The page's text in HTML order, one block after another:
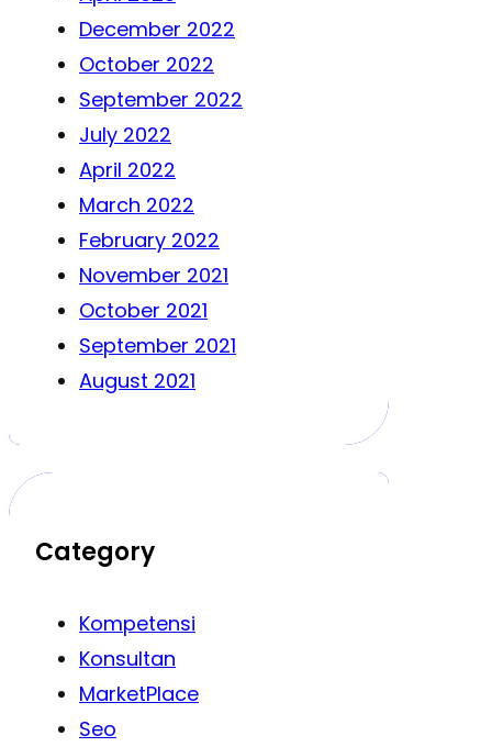
December 2022
October 2022
September 2022
July 2022
April 2022
March 2022
February 2022
November 2021
October 2021
September 2021
August 2021
Category
Kompetensi
Konsultan
MarketPlace
Seo